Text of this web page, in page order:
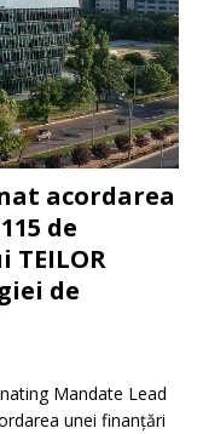
acordarea
de
de
Mandate Lead
unei finanțări